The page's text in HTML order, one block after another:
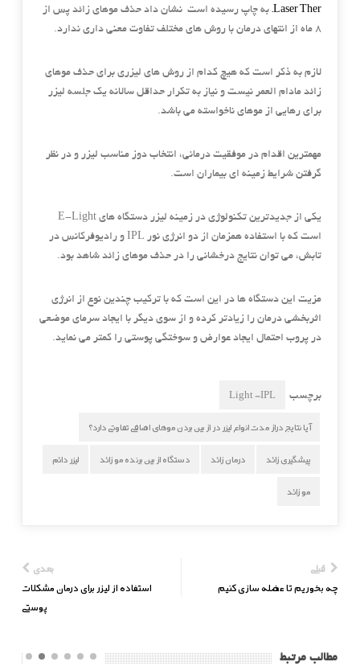
Laser Ther.به چاپ رسیده است نشان داد حذف موهای زائد پس از
۸ ماه از انتهای درمان با روش های مختلف تفاوت معنی داری ندارد.
لازم به ذکر است که هیچ کدام از روش های لیزری برای حذف موهای
زائد مادام العمر نیست و نیاز به تکرار حداقل سالانه یک جلسه لیزر
برای رهایی از موهای ناخواسته می باشد.
مهمترین اقدام در موفقیت درمانی، انتخاب دوز مناسب لیزر و در نظر
گرفتن شرایط زمینه ای بیماران است.
یکی از جدیدترین تکنولوژی در زمینه لیزر دستگاه های E-Light
است که با استفاده‏ همزمان از دو انرژی نور IPL و رادیوفرکانس در
تابش، می توان نتایج درخشانی را در حذف موهای زائد شاهد بود.
مزیت این دستگاه ها در این است که با ترکیب چندین نوع از انرژی
اثربخشی درمان را زیادتر کرده و از سوی دیگر با ایجاد سرمای موضعی
در پروب احتمال ایجاد عوارض و سوختگی پوستی را کمتر می نماید.
برچسب Light -IPL
آیا نتایج دراز مدت انواع لیزر در از بین بردن موهای اضافی تفاوتی دارد؟
پیشگیری زائد درمان زائد دستگاه از بین برنده مو زائد لیزر دائم
مو زائد
قبلی
چه بخوریم تا عضله سازی کنیم
بعدی
استفاده از لیزر برای درمان مشکلات
پوستی
مطالب مرتبط